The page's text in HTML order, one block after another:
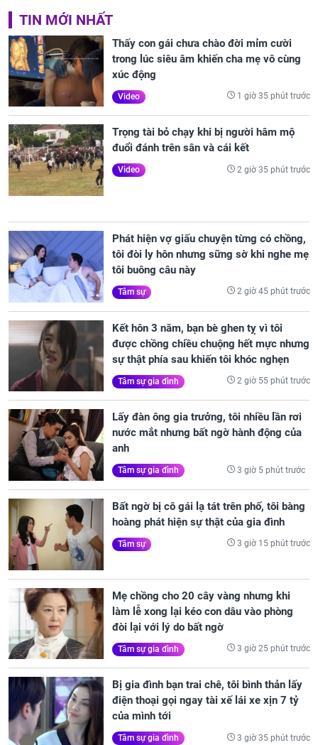
TIN MỚI NHẤT
Thấy con gái chưa chào đời mỉm cười
trong lúc siêu âm khiến cha mẹ vô cùng
xúc động
Video 1 giờ 35 phút trước
Trọng tài bỏ chạy khi bị người hâm mộ
đuổi đánh trên sân và cái kết
Video 2 giờ 35 phút trước
Phát hiện vợ giấu chuyện từng có chồng,
tôi đòi ly hôn nhưng sững sờ khi nghe mẹ
tôi buông câu này
Tâm sự 2 giờ 45 phút trước
Kết hôn 3 năm, bạn bè ghen tỵ vì tôi
được chồng chiều chuộng hết mực nhưng
sự thật phía sau khiến tôi khóc nghẹn
Tâm sự gia đình 2 giờ 55 phút trước
Lấy đàn ông gia trưởng, tôi nhiều lần rơi
nước mắt nhưng bất ngờ hành động của
anh
Tâm sự gia đình 3 giờ 5 phút trước
Bất ngờ bị cô gái lạ tát trên phố, tôi bàng
hoàng phát hiện sự thật của gia đình
Tâm sự 3 giờ 15 phút trước
Mẹ chồng cho 20 cây vàng nhưng khi
làm lễ xong lại kéo con dâu vào phòng
đòi lại với lý do bất ngờ
Tâm sự gia đình 3 giờ 25 phút trước
Bị gia đình bạn trai chê, tôi bình thản lấy
điện thoại gọi ngay tài xế lái xe xịn 7 tỷ
của mình tới
Tâm sự gia đình 3 giờ 35 phút trước